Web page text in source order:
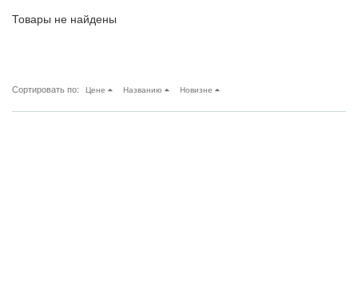
Товары не найдены
Сортировать по: Цене Названию Новизне